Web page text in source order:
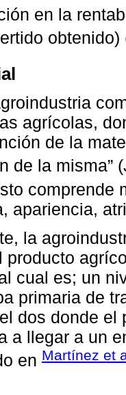
en la
obtenido)
agrícolas,
de la
de la misma”
comprende
apariencia,
la
producto
cual es; un
primaria de
dos donde el
a llegar a un
en Martínez et